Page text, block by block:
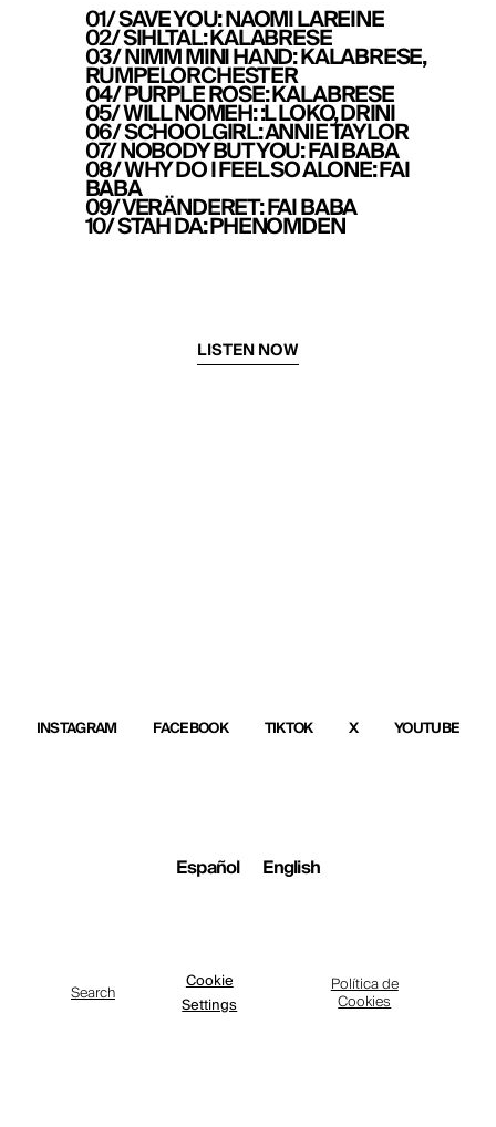
01/ SAVE YOU: NAOMI LAREINE
02/ SIHLTAL: KALABRESE
03/ NIMM MINI HAND: KALABRESE,
RUMPELORCHESTER
04/ PURPLE ROSE: KALABRESE
05/ WILL NOMEH: :L LOKO, DRINI
06/ SCHOOLGIRL: ANNIE TAYLOR
07/ NOBODY BUT YOU: FAI BABA
08/ WHY DO I FEEL SO ALONE: FAI
BABA
09/ VERÄNDERET: FAI BABA
10/ STAH DA: PHENOMDEN
LISTEN NOW
INSTAGRAM FACEBOOK TIKTOK X YOUTUBE
Español English
Search
Cookie
Settings
Política de
Cookies